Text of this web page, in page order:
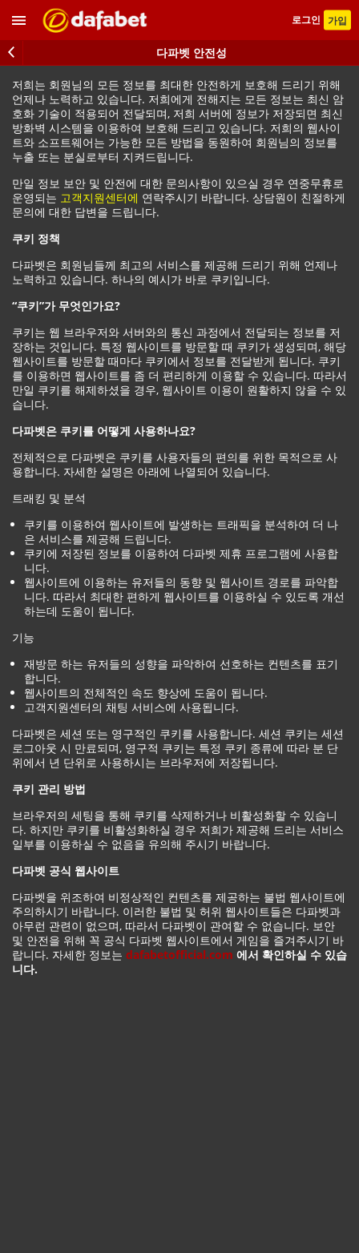
로그인 가입
다파벳 안전성
저희는 회원님의 모든 정보를 최대한 안전하게 보호해 드리기 위해
언제나 노력하고 있습니다. 저희에게 전해지는 모든 정보는 최신 암
호화 기술이 적용되어 전달되며, 저희 서버에 정보가 저장되면 최신
방화벽 시스템을 이용하여 보호해 드리고 있습니다. 저희의 웹사이
트와 소프트웨어는 가능한 모든 방법을 동원하여 회원님의 정보를
누출 또는 분실로부터 지켜드립니다.
만일 정보 보안 및 안전에 대한 문의사항이 있으실 경우 연중무휴로
운영되는 고객지원센터에 연락주시기 바랍니다. 상담원이 친절하게
문의에 대한 답변을 드립니다.
쿠키 정책
다파벳은 회원님들께 최고의 서비스를 제공해 드리기 위해 언제나
노력하고 있습니다. 하나의 예시가 바로 쿠키입니다.
“쿠키”가 무엇인가요?
쿠키는 웹 브라우저와 서버와의 통신 과정에서 전달되는 정보를 저
장하는 것입니다. 특정 웹사이트를 방문할 때 쿠키가 생성되며, 해당
웹사이트를 방문할 때마다 쿠키에서 정보를 전달받게 됩니다. 쿠키
를 이용하면 웹사이트를 좀 더 편리하게 이용할 수 있습니다. 따라서
만일 쿠키를 해제하셨을 경우, 웹사이트 이용이 원활하지 않을 수 있
습니다.
다파벳은 쿠키를 어떻게 사용하나요?
전체적으로 다파벳은 쿠키를 사용자들의 편의를 위한 목적으로 사
용합니다. 자세한 설명은 아래에 나열되어 있습니다.
트래킹 및 분석
쿠키를 이용하여 웹사이트에 발생하는 트래픽을 분석하여 더 나
은 서비스를 제공해 드립니다.
쿠키에 저장된 정보를 이용하여 다파벳 제휴 프로그램에 사용합
니다.
웹사이트에 이용하는 유저들의 동향 및 웹사이트 경로를 파악합
니다. 따라서 최대한 편하게 웹사이트를 이용하실 수 있도록 개선
하는데 도움이 됩니다.
기능
재방문 하는 유저들의 성향을 파악하여 선호하는 컨텐츠를 표기
합니다.
웹사이트의 전체적인 속도 향상에 도움이 됩니다.
고객지원센터의 채팅 서비스에 사용됩니다.
다파벳은 세션 또는 영구적인 쿠키를 사용합니다. 세션 쿠키는 세션
로그아웃 시 만료되며, 영구적 쿠키는 특정 쿠키 종류에 따라 분 단
위에서 년 단위로 사용하시는 브라우저에 저장됩니다.
쿠키 관리 방법
브라우저의 세팅을 통해 쿠키를 삭제하거나 비활성화할 수 있습니
다. 하지만 쿠키를 비활성화하실 경우 저희가 제공해 드리는 서비스
일부를 이용하실 수 없음을 유의해 주시기 바랍니다.
다파벳 공식 웹사이트
다파벳을 위조하여 비정상적인 컨텐츠를 제공하는 불법 웹사이트에
주의하시기 바랍니다. 이러한 불법 및 허위 웹사이트들은 다파벳과
아무런 관련이 없으며, 따라서 다파벳이 관여할 수 없습니다. 보안
및 안전을 위해 꼭 공식 다파벳 웹사이트에서 게임을 즐겨주시기 바
랍니다. 자세한 정보는 dafabetofficial.com 에서 확인하실 수 있습
니다.